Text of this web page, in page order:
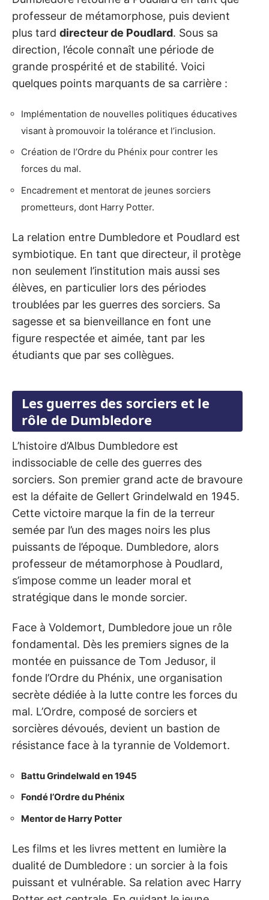
professeur de métamorphose, puis devient
plus tard directeur de Poudlard. Sous sa
direction, l’école connaît une période de
grande prospérité et de stabilité. Voici
quelques points marquants de sa carrière :
Implémentation de nouvelles politiques éducatives
visant à promouvoir la tolérance et l’inclusion.
Création de l’Ordre du Phénix pour contrer les
forces du mal.
Encadrement et mentorat de jeunes sorciers
prometteurs, dont Harry Potter.
La relation entre Dumbledore et Poudlard est
symbiotique. En tant que directeur, il protège
non seulement l’institution mais aussi ses
élèves, en particulier lors des périodes
troublées par les guerres des sorciers. Sa
sagesse et sa bienveillance en font une
figure respectée et aimée, tant par les
étudiants que par ses collègues.
Les guerres des sorciers et le
rôle de Dumbledore
L’histoire d’Albus Dumbledore est
indissociable de celle des guerres des
sorciers. Son premier grand acte de bravoure
est la défaite de Gellert Grindelwald en 1945.
Cette victoire marque la fin de la terreur
semée par l’un des mages noirs les plus
puissants de l’époque. Dumbledore, alors
professeur de métamorphose à Poudlard,
s’impose comme un leader moral et
stratégique dans le monde sorcier.
Face à Voldemort, Dumbledore joue un rôle
fondamental. Dès les premiers signes de la
montée en puissance de Tom Jedusor, il
fonde l’Ordre du Phénix, une organisation
secrète dédiée à la lutte contre les forces du
mal. L’Ordre, composé de sorciers et
sorcières dévoués, devient un bastion de
résistance face à la tyrannie de Voldemort.
Battu Grindelwald en 1945
Fondé l’Ordre du Phénix
Mentor de Harry Potter
Les films et les livres mettent en lumière la
dualité de Dumbledore : un sorcier à la fois
puissant et vulnérable. Sa relation avec Harry